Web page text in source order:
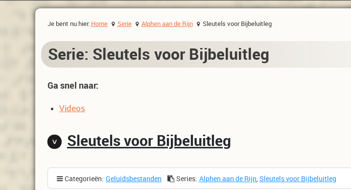
Je bent nu hier: Home Serie Alphen aan de Rijn Sleutels voor Bijbeluitleg
Serie: Sleutels voor Bijbeluitleg
Ga snel naar:
Videos
Sleutels voor Bijbeluitleg
Categorieën: Geluidsbestanden Series: Alphen aan de Rijn,Sleutels voor Bijbeluitleg